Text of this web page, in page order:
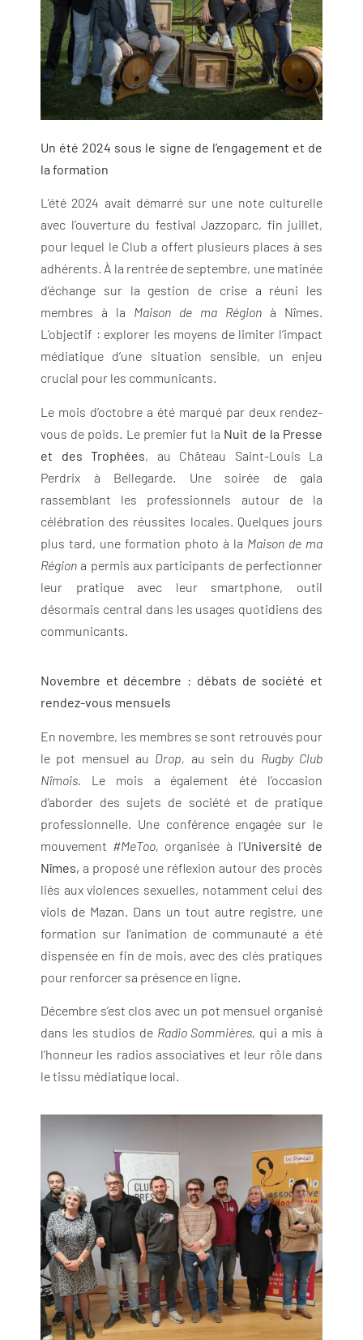
Un été 2024 sous le signe de l’engagement et de
la formation
L’été 2024 avait démarré sur une note culturelle
avec l’ouverture du festival Jazzoparc, fin juillet,
pour lequel le Club a offert plusieurs places à ses
adhérents. À la rentrée de septembre, une matinée
d’échange sur la gestion de crise a réuni les
membres à la Maison de ma Région à Nîmes.
L’objectif : explorer les moyens de limiter l’impact
médiatique d’une situation sensible, un enjeu
crucial pour les communicants.
Le mois d’octobre a été marqué par deux rendez-
vous de poids. Le premier fut la Nuit de la Presse
et des Trophées, au Château Saint-Louis La
Perdrix à Bellegarde. Une soirée de gala
rassemblant les professionnels autour de la
célébration des réussites locales. Quelques jours
plus tard, une formation photo à la Maison de ma
Région a permis aux participants de perfectionner
leur pratique avec leur smartphone, outil
désormais central dans les usages quotidiens des
communicants.
Novembre et décembre : débats de société et
rendez-vous mensuels
En novembre, les membres se sont retrouvés pour
le pot mensuel au Drop, au sein du Rugby Club
Nîmois.
Le mois a également été l’occasion
d’aborder des sujets de société et de pratique
professionnelle. Une conférence engagée sur le
mouvement #MeToo, organisée à l’Université de
Nîmes, a proposé une réflexion autour des procès
liés aux violences sexuelles, notamment celui des
viols de Mazan. Dans un tout autre registre, une
formation sur l’animation de communauté a été
dispensée en fin de mois, avec des clés pratiques
pour renforcer sa présence en ligne.
Décembre s’est clos avec un pot mensuel organisé
dans les studios de Radio Sommières, qui a mis à
l’honneur les radios associatives et leur rôle dans
le tissu médiatique local.